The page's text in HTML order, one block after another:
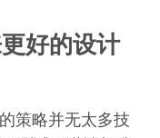
好的设计
策略并无太多技